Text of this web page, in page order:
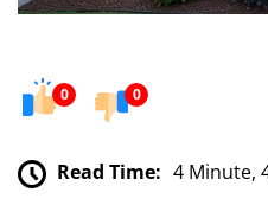
0 0
Read Time: 4 Minute,